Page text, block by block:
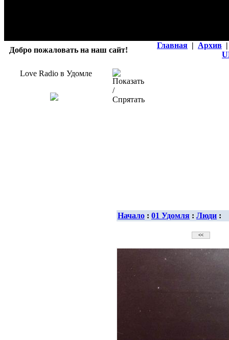
Добро пожаловать на наш сайт!
Главная | Архив |
Love Radio в Удомле
Начало : 01 Удомля : Люди :